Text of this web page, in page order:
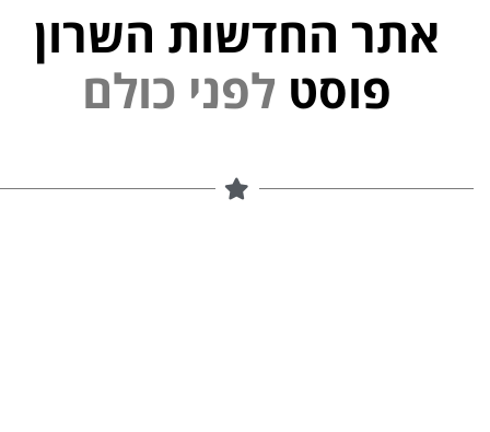
אתר החדשות השרון
פוסט